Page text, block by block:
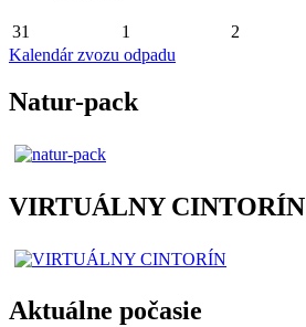
31 1 2
Kalendár zvozu odpadu
Natur-pack
VIRTUÁLNY CINTORÍN
Aktuálne počasie